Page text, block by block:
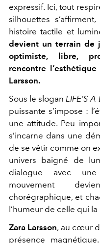
expressif. Ici, tout
silhouettes
histoire tactile et
devient un terrain de
optimiste, libre,
rencontre
Larsson.
Sous le slogan LIFE’S
puissante s’impose :
une attitude. Peu
s’incarne dans une
de se vêtir comme on
univers baigné de
dialogue avec
mouvement
chorégraphique, et
l’humeur de celle qui la
Zara Larsson, au cœur
présence